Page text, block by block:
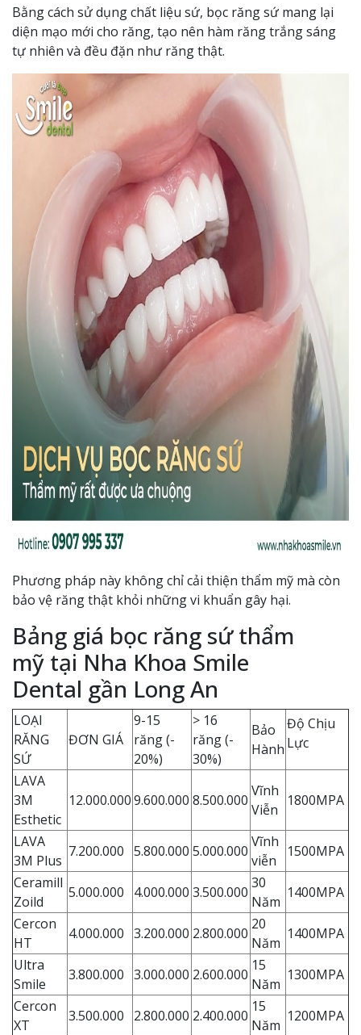
Bằng cách sử dụng chất liệu sứ, bọc răng sứ mang lại
diện mạo mới cho răng, tạo nên hàm răng trắng sáng
tự nhiên và đều đặn như răng thật.
Phương pháp này không chỉ cải thiện thẩm mỹ mà còn
bảo vệ răng thật khỏi những vi khuẩn gây hại.
Bảng giá bọc răng sứ thẩm
mỹ tại Nha Khoa Smile
Dental gần Long An
LOẠI
RĂNG
SỨ
ĐƠN GIÁ
9-15
răng (-
20%)
> 16
răng (-
30%)
Bảo
Hành
Độ Chịu
Lực
LAVA
3M
Esthetic
12.000.0009.600.000 8.500.000
Vĩnh
Viễn
1800MPA
LAVA
3M Plus
7.200.000 5.800.000 5.000.000
Vĩnh
viễn
1500MPA
Ceramill
Zoild
5.000.000 4.000.000 3.500.000
30
Năm
1400MPA
Cercon
HT
4.000.000 3.200.000 2.800.000
20
Năm
1400MPA
Ultra
Smile
3.800.000 3.000.000 2.600.000
15
Năm
1300MPA
Cercon
XT
3.500.000 2.800.000 2.400.000
15
Năm
1200MPA